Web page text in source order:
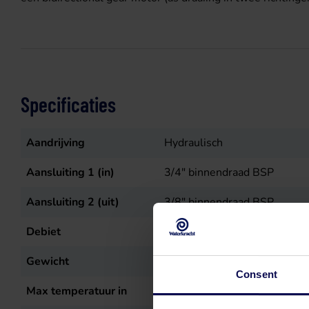
Consent
Specificaties
Aandrijving
Hydraulisch
Aansluiting 1 (in)
3/4" binnendraad BSP
Aansluiting 2 (uit)
3/8" binnendraad BSP
Debiet
30L/min
Gewicht
Max temperatuur in
50°C